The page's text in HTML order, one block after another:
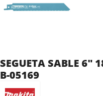
SEGUETA SABLE 6″
B-05169